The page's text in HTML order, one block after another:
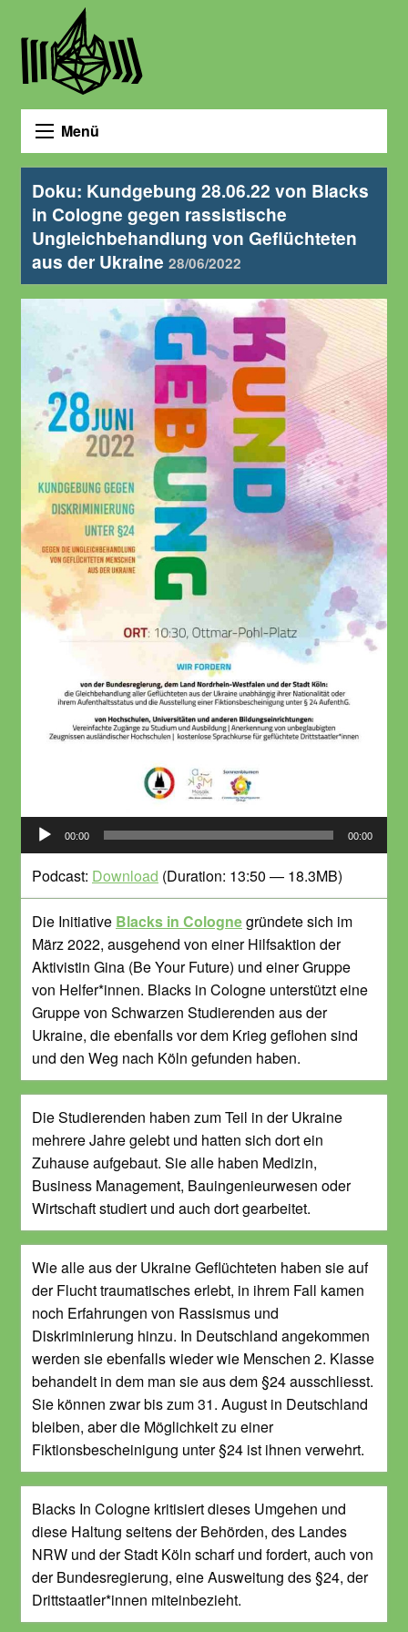
Menü
Doku: Kundgebung 28.06.22 von Blacks
in Cologne gegen rassistische
Ungleichbehandlung von Geflüchteten
aus der Ukraine 28/06/2022
Audio-
Player
00:00 00:00
Podcast: Download (Duration: 13:50 — 18.3MB)
Die Initiative Blacks in Colognegründete sich im
März 2022, ausgehend von einer Hilfsaktion der
Aktivistin Gina (Be Your Future) und einer Gruppe
von Helfer*innen. Blacks in Cologne unterstützt eine
Gruppe von Schwarzen Studierenden aus der
Ukraine, die ebenfalls vor dem Krieg geflohen sind
und den Weg nach Köln gefunden haben.
Die Studierenden haben zum Teil in der Ukraine
mehrere Jahre gelebt und hatten sich dort ein
Zuhause aufgebaut. Sie alle haben Medizin,
Business Management, Bauingenieurwesen oder
Wirtschaft studiert und auch dort gearbeitet.
Wie alle aus der Ukraine Geflüchteten haben sie auf
der Flucht traumatisches erlebt, in ihrem Fall kamen
noch Erfahrungen von Rassismus und
Diskriminierung hinzu. In Deutschland angekommen
werden sie ebenfalls wieder wie Menschen 2. Klasse
behandelt in dem man sie aus dem §24 ausschliesst.
Sie können zwar bis zum 31. August in Deutschland
bleiben, aber die Möglichkeit zu einer
Fiktionsbescheinigung unter §24 ist ihnen verwehrt.
Blacks In Cologne kritisiert dieses Umgehen und
diese Haltung seitens der Behörden, des Landes
NRW und der Stadt Köln scharf und fordert, auch von
der Bundesregierung, eine Ausweitung des §24, der
Drittstaatler*innen miteinbezieht.